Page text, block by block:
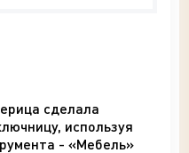
сделала
используя
- «Мебель»